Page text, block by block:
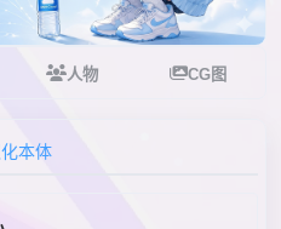
人物 CG图
本体